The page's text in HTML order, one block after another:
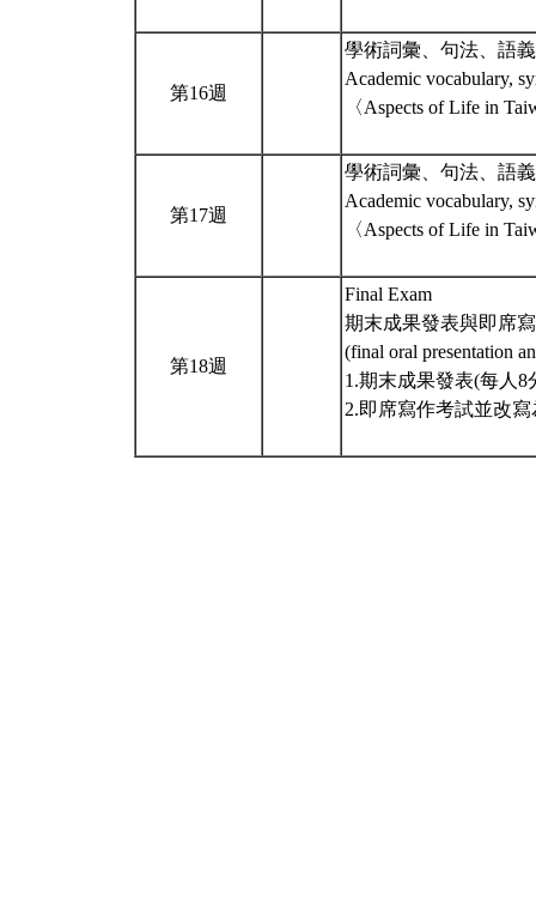
第16週
學術詞彙、句法、語
Academic vocabulary,
〈Aspects of Life in
第17週
學術詞彙、句法、語
Academic vocabulary,
〈Aspects of Life in
第18週
Final Exam
期末成果發表與即席
(final oral presentation
1.期末成果發表(每人
2.即席寫作考試並改